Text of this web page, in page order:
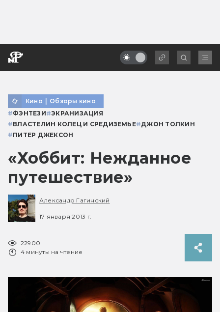
Кино | Обзоры кино
#ФЭНТЕЗИ#ЭКРАНИЗАЦИЯ
#ВЛАСТЕЛИН КОЛЕЦ И СРЕДИЗЕМЬЕ#ДЖОН ТОЛКИН
#ПИТЕР ДЖЕКСОН
«Хоббит: Нежданное
путешествие»
Александр Гагинский
17 января 2013 г.
22900
4 минуты на чтение